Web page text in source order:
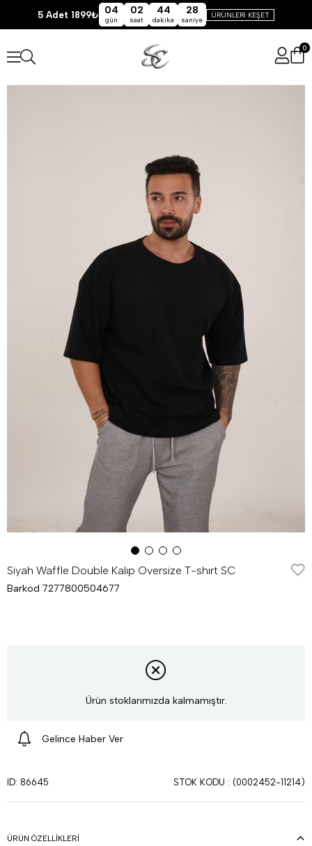
5 Adet 1899₺ 04
gün
02
saat
44
dakika
28
saniye
ÜRÜNLERİ KEŞET
0
Siyah Waffle Double Kalıp Oversize T-shırt SC
Barkod 7277800504677
Ürün stoklarımızda kalmamıştır.
Gelince Haber Ver
ID: 86645 STOK KODU (0002452-11214)
ÜRÜN ÖZELLIKLERI